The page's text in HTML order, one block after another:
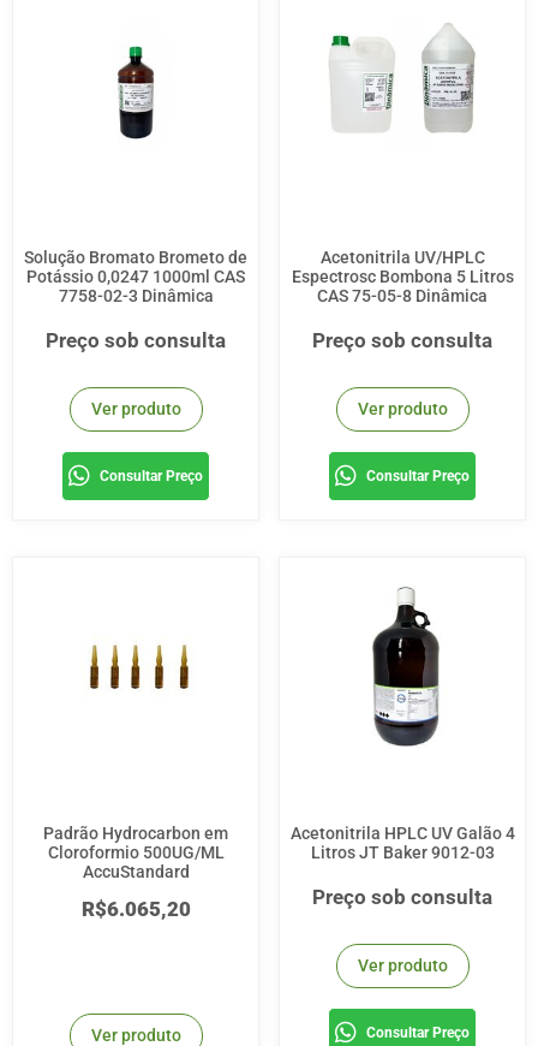
Solução Bromato Brometo de
Potássio 0,0247 1000ml CAS
7758-02-3 Dinâmica
Preço sob consulta
Ver produto
Consultar Preço
Acetonitrila UV/HPLC
Espectrosc Bombona 5 Litros
CAS 75-05-8 Dinâmica
Preço sob consulta
Ver produto
Consultar Preço
Padrão Hydrocarbon em
Cloroformio 500UG/ML
AccuStandard
R$6.065,20
Ver produto
Acetonitrila HPLC UV Galão 4
Litros JT Baker 9012-03
Preço sob consulta
Ver produto
Consultar Preço